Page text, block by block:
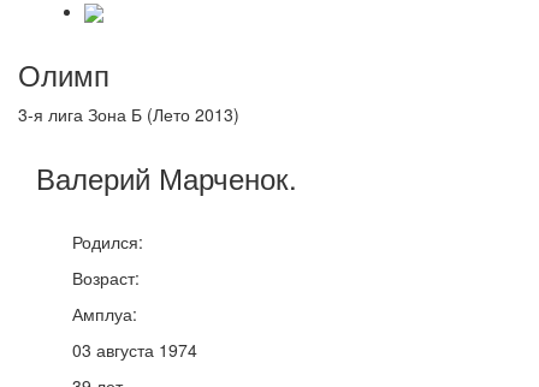
Олимп
3-я лига Зона Б (Лето 2013)
Валерий Марченок.
Родился:
Возраст:
Амплуа:
03 августа 1974